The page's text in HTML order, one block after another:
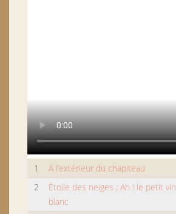
1 À l’extérieur du chapiteau
2
Étoile des neiges ; Ah ! le petit vin
blanc